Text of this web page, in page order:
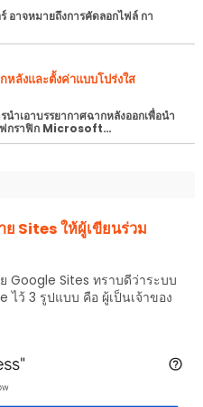
อาจหมายถึงการคัดลอกไฟล์ กา
หลังและตั้งค่าแบบโปร่งใส
ำเอาบรรยากาศฉากหลังออกเพื่อนำ
ฟกราฟิก Microsoft…
Sites ให้ผู้เขียนร่วม
Google Sites ทราบดีว่าระบบ
ไว้ 3 รูปแบบ คือ ผู้เป็นเจ้าของ